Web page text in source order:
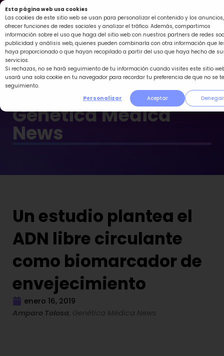
Esta página web usa cookies
Las cookies de este sitio web se usan para personalizar el contenido y los anuncios,
ofrecer funciones de redes sociales y analizar el tráfico. Además, compartimos
información sobre el uso que haga del sitio web con nuestros partners de redes
publicidad y análisis web, quienes pueden combinarla con otra información que
haya proporcionado o que hayan recopilado a partir del uso que haya hecho de
servicios.
Si rechazas, no se hará seguimiento de tu información cuando visites este sitio
usará una sola cookie en tu navegador para recordar tu preferencia de que no se
seguimiento.
Personalizar
Aceptar Denegar
Ir
al
contenido
Genética Médica
News
Un estudio plantea el
ADN libre circulante
como biomarcador de
envejecimiento
enero 16, 2019
Amparo Tolosa, Genética Médica News